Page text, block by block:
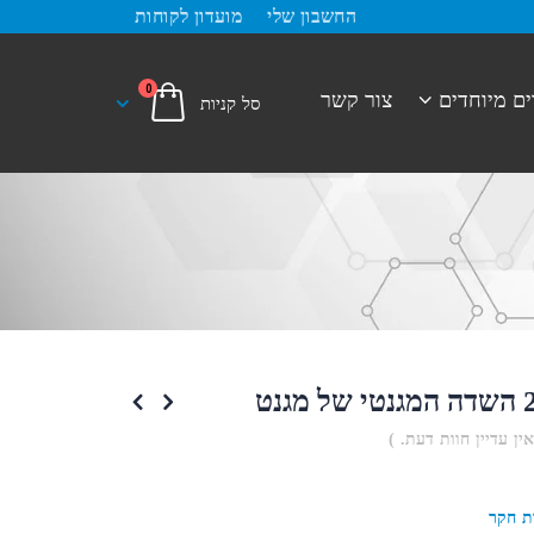
החשבון שלי מועדון לקוחות
מיוחדים צור קשר 0
עדיין חוות דעת. )
חקר